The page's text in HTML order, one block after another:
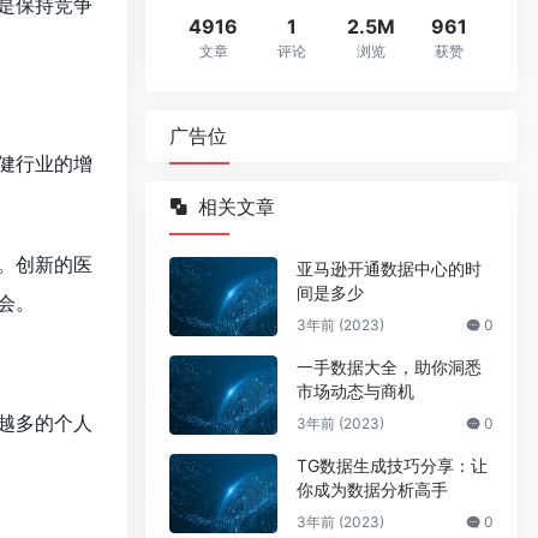
保持竞争
行业的增
创新的医
多的个人
4916
文章
1
评论
2.5M
浏览
961
获赞
广告位
相关文章
亚马逊开通数据中心的时
间是多少
3年前 (2023) 0
一手数据大全，助你洞悉
市场动态与商机
3年前 (2023) 0
TG数据生成技巧分享：让
你成为数据分析高手
3年前 (2023) 0